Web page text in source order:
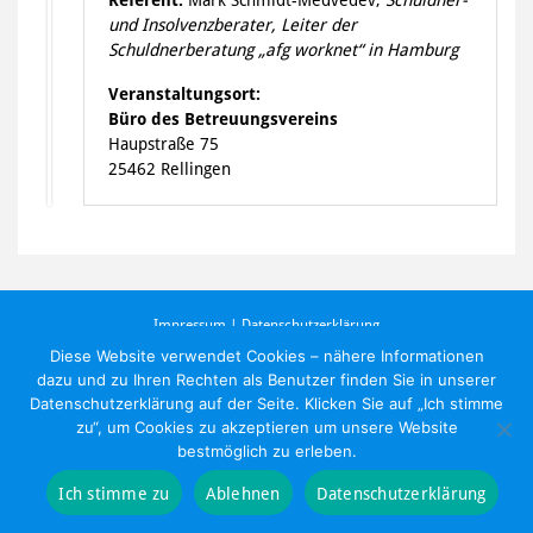
und Insolvenzberater, Leiter der
Schuldnerberatung „afg worknet“ in Hamburg
Veranstaltungsort:
Büro des Betreuungsvereins
Haupstraße 75
25462 Rellingen
©2020 BTV-Pinneberg.
Impressum | Datenschutzerklärung
Diese Website verwendet Cookies – nähere Informationen
dazu und zu Ihren Rechten als Benutzer finden Sie in unserer
Datenschutzerklärung auf der Seite. Klicken Sie auf „Ich stimme
zu“, um Cookies zu akzeptieren um unsere Website
bestmöglich zu erleben.
Ich stimme zu Ablehnen Datenschutzerklärung